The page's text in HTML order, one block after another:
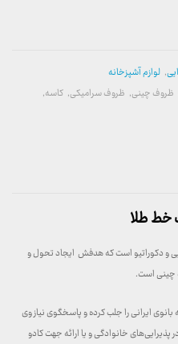
, لوازم آشپزخانه
ظروف چینی, ظروف سرامیکی, کاسه,
خط طلا
و دکوراتیو است که هدفش ایجاد تحول و
چینی است.
ایرانی را جلب کرده و پاسخگوی نیاز وی
خانوادگی و یا ارائه جهت کادو